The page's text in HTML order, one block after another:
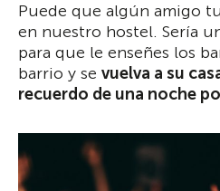
Puede que algún amigo
en nuestro hostel. Sería
para que le enseñes los
barrio y se vuelva a su
recuerdo de una noche